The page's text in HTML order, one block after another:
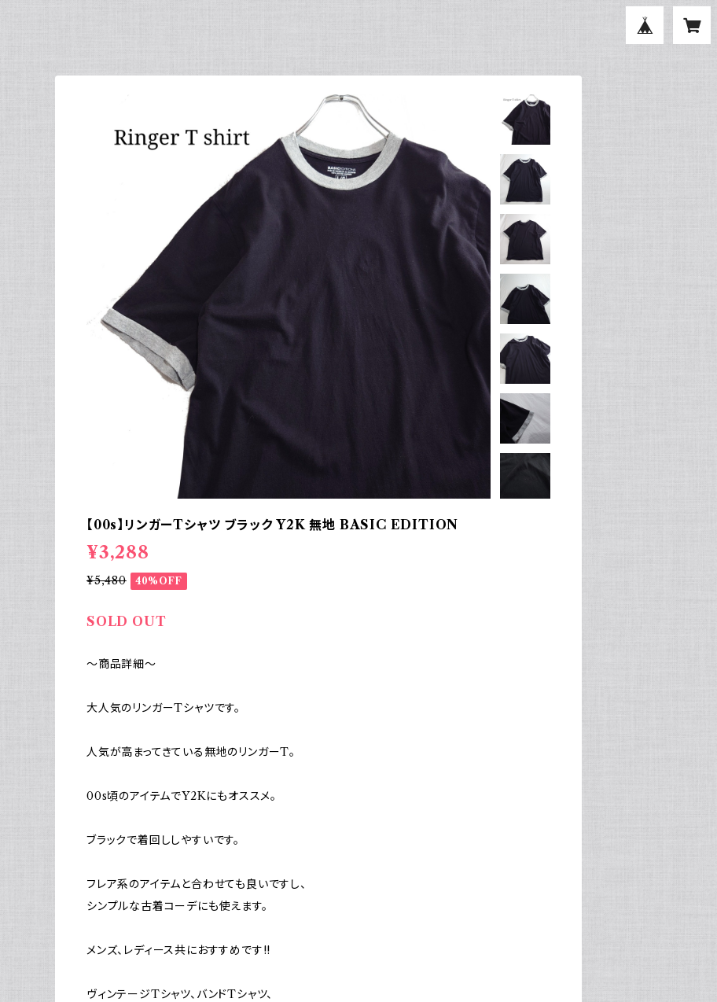
【00s】リンガーTシャツ ブラック Y2K 無地 BASIC EDITION
¥3,288
¥5,480 40%OFF
SOLD OUT
～商品詳細～
大人気のリンガーTシャツです。
人気が高まってきている無地のリンガーT。
00s頃のアイテムでY2Kにもオススメ。
ブラックで着回ししやすいです。
フレア系のアイテムと合わせても良いですし、
シンプルな古着コーデにも使えます。
メンズ、レディース共におすすめです!!
ヴィンテージTシャツ、バンドTシャツ、